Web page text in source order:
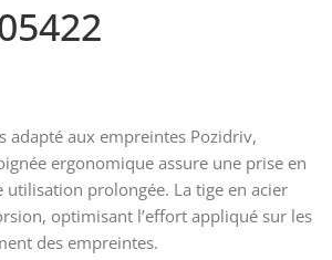
adapté aux empreintes Pozidriv,
ergonomique assure une prise en
prolongée. La tige en acier
optimisant l’effort appliqué sur les
des empreintes.